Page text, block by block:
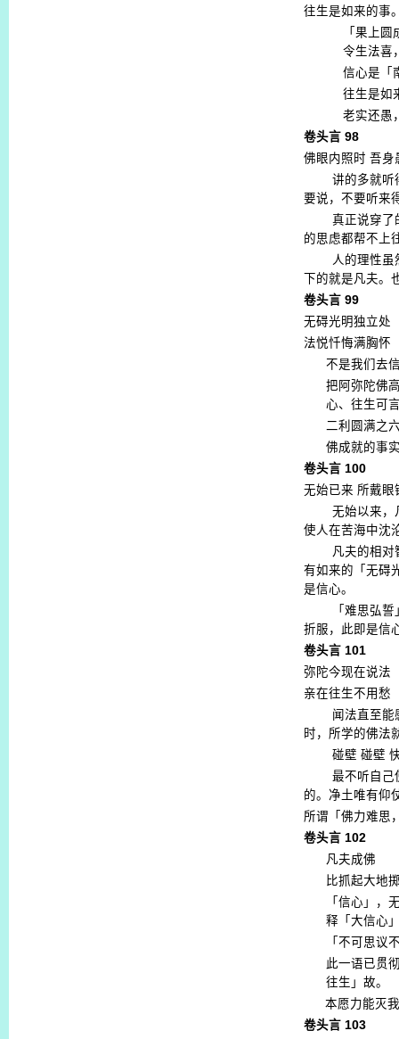
往生是如来的事
「果上
令生法喜
信心是「
往生是如
老实还愚
卷头言 98
佛眼内照时 吾身
讲的多就听
要说，不要听来
真正说穿了
的思虑都帮不上
人的理性虽
下的就是凡夫
卷头言 99
无碍光明独立处
法悦忏悔满胸怀
不是我们去
把阿弥陀佛
心、往生可
二利圆满之
佛成就的事
卷头言 100
无始已来 所戴眼
无始以来，
使人在苦海中沈
凡夫的相对
有如来的「无碍
是信心。
「难思弘
折服，此即是信
卷头言 101
弥陀今现在说法
亲在往生不用愁
闻法直至能
时，所学的佛法
碰壁 碰壁
最不听自己
的。净土唯有仰
所谓「佛力难思
卷头言 102
凡夫成佛
比抓起大地
「信心」，
释「大信心
「不可思议
此一语已贯
往生」故。
本愿力能灭
卷头言 103